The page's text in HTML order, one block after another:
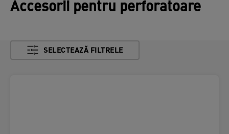
Accesorii pentru perforatoare
SELECTEAZĂ FILTRELE